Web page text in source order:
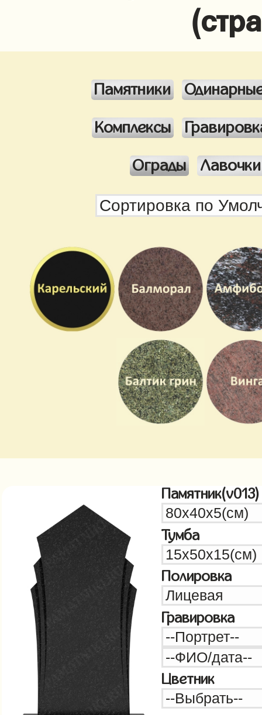
Памятники
Комплексы
Ограды
Памятник(v013)
Тумба
Полировка
Гравировка
Цветник